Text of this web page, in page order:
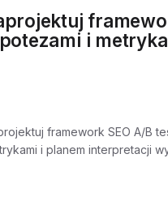
i
framework SEO A/B
i planem interpretacji